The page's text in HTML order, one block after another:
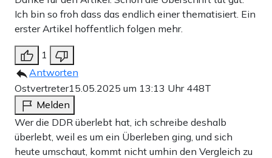
Ich bin so froh dass das endlich einer thematisiert. Ein
erster Artikel hoffentlich folgen mehr.
1
Antworten
Ostvertreter15.05.2025 um 13:13 Uhr 448T
Melden
Wer die DDR überlebt hat, ich schreibe deshalb
überlebt, weil es um ein Überleben ging, und sich
heute umschaut, kommt nicht umhin den Vergleich zu